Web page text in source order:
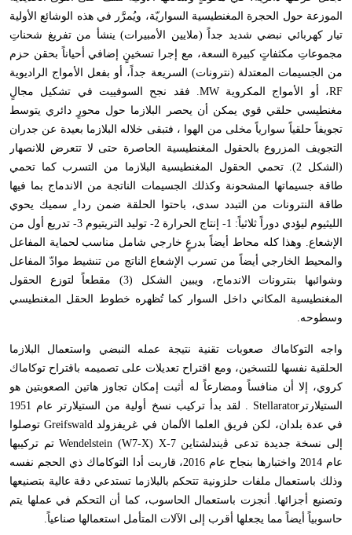
الموزعة حول الحجرة المغنطيسية السواريّة، ويُمرَّر في هذه الوشائع الأولية
تيار كهربائي نبضي شديد جداً (ملايين الأمبيرات) ينشأ من تفريغ شحناتِ
مجموعاتِ مكثفاتٍ كبيرة السعة، مع إجرا تسخينٍ إضافي أحياناً بحقن حزم
من الجسيمات المعتدلة (نترونات) السريعة جداً ، أو بفعل الأمواج الراديوية
RF، أو الأمواج المكرويةMW. فقد نجح السوفييت في تشكيل مجالٍ
مغنطيسي حلقي قوي يمكن أن يحصر البلازما حول محورٍ دائري يتوسط
تجويفاً حلقياً سوارياً مخلى من الهوا ، فتبقى خلاله البلازما بعيدة عن جدران
التجويف المزروع بالحقول المغنطيسية الحاصرة حتى لا تتعرض للانصهار
(الشكل 2). تحمي الحقول المغنطيسية البلازما من التسرب كما تحمي
طاقة جسيماتها المشحونة وكذلك الجسيمات الناتجة من الاندماج بما فيها
طاقة النترونات من التبدد سدى، باحتوا الحلقة ضمن ردا ٍ سميك يحوي
الليثيوم ليؤدي دوراً ثلاثياً: 1- إنتاج الحرارة 2- توليد التريتيوم 3- تدريع أول من
الإشعاع. وهذا كله محاط أيضاً بدرعٍ خارجي شامل مناسب لحماية المفاعل
والمحيط الخارجي أيضاً من تسرب الإشعاع الناتج من تنشيط موادّ المفاعل
وشوائبها بنترونات الاندماج،
ويبين الشكل (3) مقطعاً لتوزع الحقول
المغنطيسية المكاني داخل السوار كما تُظهره خطوط الحقل المغنطيسي
وسطوحه.
واجه التوكاماك صعوبات تقنية نتيجة عمله النبضي واستعمال البلازما
الحلقية نفسها للتسخين، ومع اقتراح تعديلات على تصميمه باقتراح توكاماك
كروي، إلا أن منافساً ومضارعاً له أثبت إمكان تجاوز هاتين الصعوبتين هو
الستيلارتر Stellarator
. لقد بدأ تركيب نسخ أولية من الستيلارتر عام 1951
في عدة بلدان، لكن فريق العلما الألمان في غريفزولد Greifswaldتوصلوا
إلى نسخة جديدة تدعى ﭬيندلشتاينWendelstein (W7-X) X-7تم تركيبها
عام 2014 واختبارها بنجاح عام 2016
، قاربت أدا التوكاماك ذي الحجم نفسه
وذلك باستعمال ملفات حلزونية تتحكم بالبلازما تستدعي دقة عالية بتصنيعها
وتصنيع أجزائها. أنجزت باستعمال الحاسوب، كما أن التحكم في عملها يتم
حاسوبياً أيضاً مما يجعلها أقرب إلى الآلات المتأمل استعمالها صناعياً.